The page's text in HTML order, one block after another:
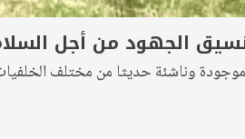
الجهود من أجل
نسائية مناهضة للحرب موجودة وناشئة حديثا